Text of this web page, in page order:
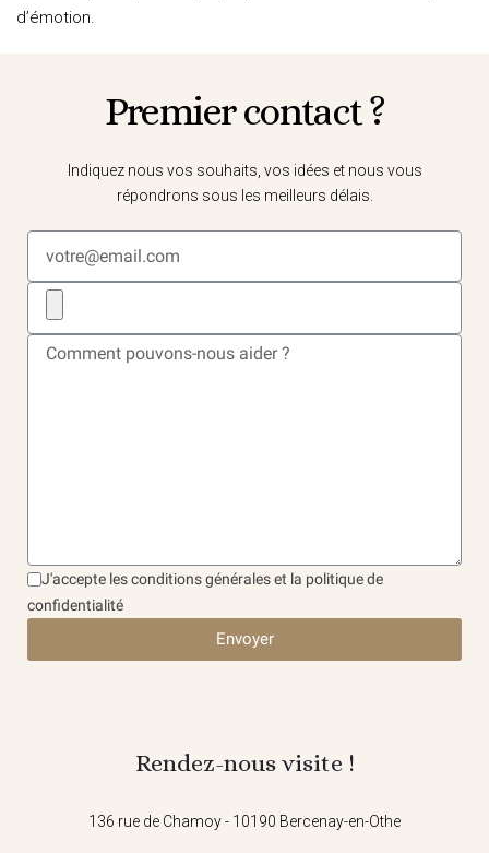
d’émotion.
Premier contact ?
Indiquez nous vos souhaits, vos idées et nous vous
répondrons sous les meilleurs délais.
J'accepte les conditions générales et la politique de
confidentialité
Envoyer
Rendez-nous visite !
136 rue de Chamoy - 10190 Bercenay-en-Othe